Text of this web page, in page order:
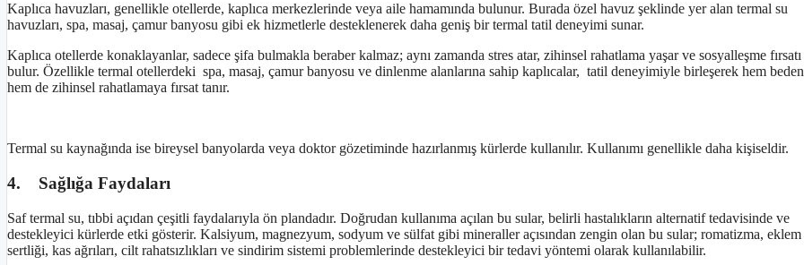
Kaplıca havuzları, genellikle otellerde, kaplıca merkezlerinde veya aile hamamında bulunur. Burada özel havuz şeklinde yer alan termal su
havuzları, spa, masaj, çamur banyosu gibi ek hizmetlerle desteklenerek daha geniş bir termal tatil deneyimi sunar.
Kaplıca otellerde konaklayanlar, sadece şifa bulmakla beraber kalmaz; aynı zamanda stres atar, zihinsel rahatlama yaşar ve sosyalleşme fırsatı
bulur. Özellikle termal otellerdeki spa, masaj, çamur banyosu ve dinlenme alanlarına sahip kaplıcalar, tatil deneyimiyle birleşerek hem
hem de zihinsel rahatlamaya fırsat tanır.
Termal su kaynağında ise bireysel banyolarda veya doktor gözetiminde hazırlanmış kürlerde kullanılır. Kullanımı genellikle daha kişiseldir.
4. Sağlığa Faydaları
Saf termal su, tıbbi açıdan çeşitli faydalarıyla ön plandadır. Doğrudan kullanıma açılan bu sular, belirli hastalıkların alternatif tedavisinde ve
destekleyici kürlerde etki gösterir. Kalsiyum, magnezyum, sodyum ve sülfat gibi mineraller açısından zengin olan bu sular; romatizma, eklem
sertliği, kas ağrıları, cilt rahatsızlıkları ve sindirim sistemi problemlerinde destekleyici bir tedavi yöntemi olarak kullanılabilir.